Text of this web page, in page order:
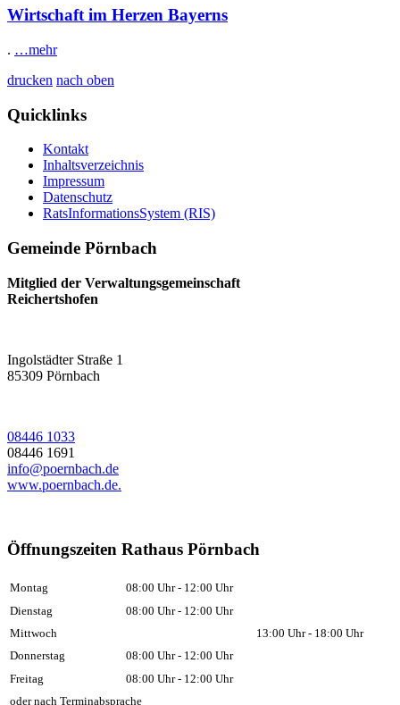
Wirtschaft im Herzen Bayerns
. …mehr
drucken nach oben
Quicklinks
Kontakt
Inhaltsverzeichnis
Impressum
Datenschutz
RatsInformationsSystem (RIS)
Gemeinde Pörnbach
Mitglied der Verwaltungsgemeinschaft
Reichertshofen
Ingolstädter Straße 1
85309 Pörnbach
08446 1033
08446 1691
info@poernbach.de
www.poernbach.de.
Öffnungszeiten Rathaus Pörnbach
Montag
08:00 Uhr - 12:00 Uhr
Dienstag
08:00 Uhr - 12:00 Uhr
Mittwoch
13:00 Uhr - 18:00 Uhr
Donnerstag
08:00 Uhr - 12:00 Uhr
Freitag
08:00 Uhr - 12:00 Uhr
oder nach Terminabsprache